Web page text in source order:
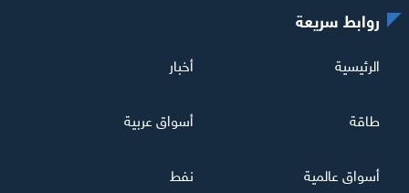
روابط سريعة
الرئيسية أخبار
طاقة أسواق عربية
أسواق عالمية نفط